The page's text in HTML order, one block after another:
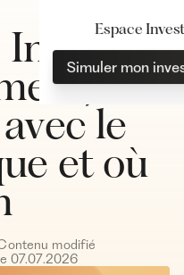
Espace
Simuler mon
Intérêt,
le
et où
modifié
07.07.2026